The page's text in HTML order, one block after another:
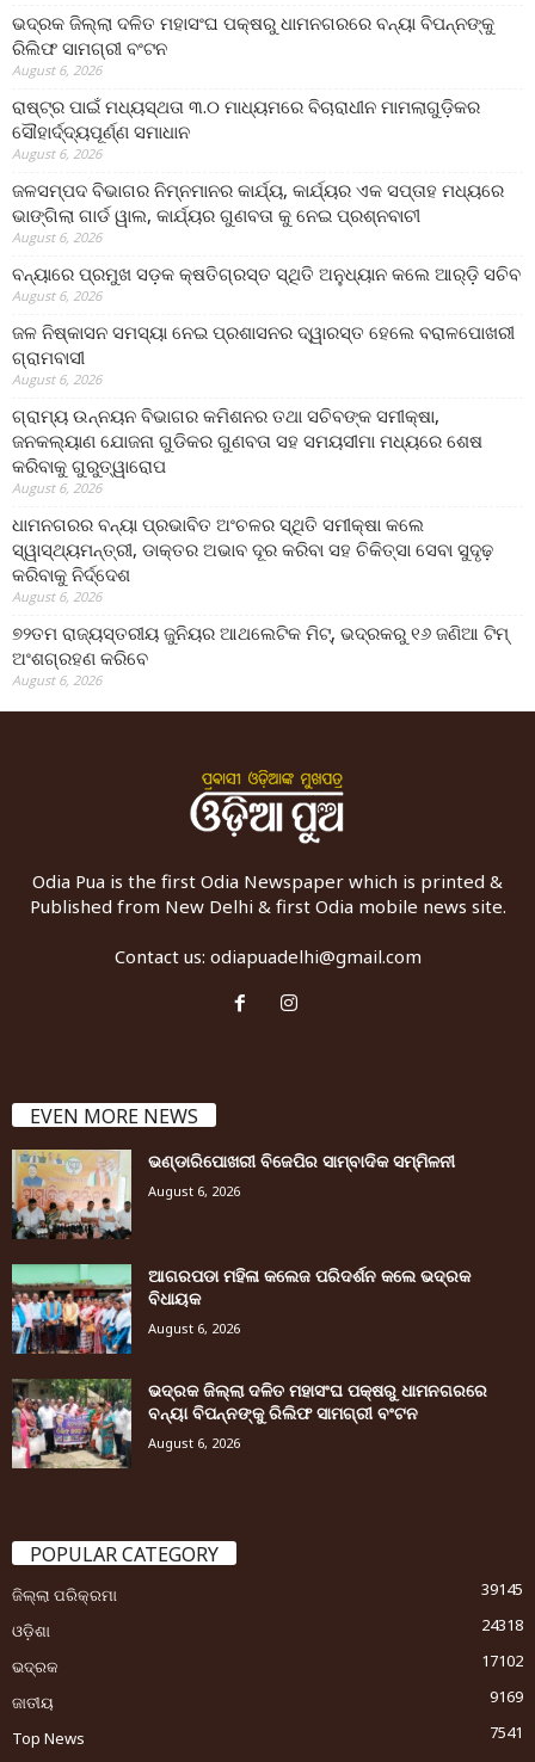
ଭଦ୍ରକ ଜିଲ୍ଲା ଦଳିତ ମହାସଂଘ ପକ୍ଷରୁ ଧାମନଗରରେ ବନ୍ୟା ବିପନ୍ନଙ୍କୁ
ରିଲିଫ ସାମଗ୍ରୀ ବଂଟନ
August 6, 2026
ରାଷ୍ଟ୍ର ପାଇଁ ମଧ୍ୟସ୍ଥତା ୩.୦ ମାଧ୍ୟମରେ ବିଚାରାଧୀନ ମାମଲାଗୁଡ଼ିକର
ସୌହାର୍ଦ୍ଦ୍ୟପୂର୍ଣ୍ଣ ସମାଧାନ
August 6, 2026
ଜଳସମ୍ପଦ ବିଭାଗର ନିମ୍ନମାନର କାର୍ଯ୍ୟ, କାର୍ଯ୍ୟର ଏକ ସପ୍ତାହ ମଧ୍ୟରେ
ଭାଙ୍ଗିଲା ଗାର୍ଡ ୱାଲ, କାର୍ଯ୍ୟର ଗୁଣବତା କୁ ନେଇ ପ୍ରଶ୍ନବାଚୀ
August 6, 2026
ବନ୍ୟାରେ ପ୍ରମୁଖ ସଡ଼କ କ୍ଷତିଗ୍ରସ୍ତ ସ୍ଥିତି ଅନୁଧ୍ୟାନ କଲେ ଆର୍‌ଡ଼ି ସଚିବ
August 6, 2026
ଜଳ ନିଷ୍କାସନ ସମସ୍ୟା ନେଇ ପ୍ରଶାସନର ଦ୍ୱାରସ୍ତ ହେଲେ ବରାଳପୋଖରୀ
ଗ୍ରାମବାସୀ
August 6, 2026
ଗ୍ରାମ୍ୟ ଉନ୍ନୟନ ବିଭାଗର କମିଶନର ତଥା ସଚିବଙ୍କ ସମୀକ୍ଷା,
ଜନକଲ୍ୟାଣ ଯୋଜନା ଗୁଡିକର ଗୁଣବତା ସହ ସମୟସୀମା ମଧ୍ୟରେ ଶେଷ
କରିବାକୁ ଗୁରୁତ୍ୱାରୋପ
August 6, 2026
ଧାମନଗରର ବନ୍ୟା ପ୍ରଭାବିତ ଅଂଚଳର ସ୍ଥିତି ସମୀକ୍ଷା କଲେ
ସ୍ୱାସ୍ଥ୍ୟମନ୍ତ୍ରୀ, ଡାକ୍ତର ଅଭାବ ଦୂର କରିବା ସହ ଚିକିତ୍ସା ସେବା ସୁଦୃଢ଼
କରିବାକୁ ନିର୍ଦ୍ଦେଶ
August 6, 2026
୭୨ତମ ରାଜ୍ୟସ୍ତରୀୟ ଜୁନିୟର ଆଥଲେଟିକ ମିଟ୍‌, ଭଦ୍ରକରୁ ୧୬ ଜଣିଆ ଟିମ୍
ଅଂଶଗ୍ରହଣ କରିବେ
August 6, 2026
Odia Pua is the first Odia Newspaper which is printed &
Published from New Delhi & first Odia mobile news site.
Contact us: odiapuadelhi@gmail.com
EVEN MORE NEWS
ଭଣ୍ଡାରିପୋଖରୀ ବିଜେପିର ସାମ୍ବାଦିକ ସମ୍ମିଳନୀ
August 6, 2026
ଆଗରପଡା ମହିଳା କଲେଜ ପରିଦର୍ଶନ କଲେ ଭଦ୍ରକ
ବିଧାୟକ
August 6, 2026
ଭଦ୍ରକ ଜିଲ୍ଲା ଦଳିତ ମହାସଂଘ ପକ୍ଷରୁ ଧାମନଗରରେ
ବନ୍ୟା ବିପନ୍ନଙ୍କୁ ରିଲିଫ ସାମଗ୍ରୀ ବଂଟନ
August 6, 2026
POPULAR CATEGORY
ଜିଲ୍ଲା ପରିକ୍ରମା
39145
ଓଡ଼ିଶା
24318
ଭଦ୍ରକ
17102
ଜାତୀୟ
9169
Top News
7541